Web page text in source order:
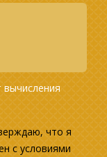
вычисления
что я
с условиями